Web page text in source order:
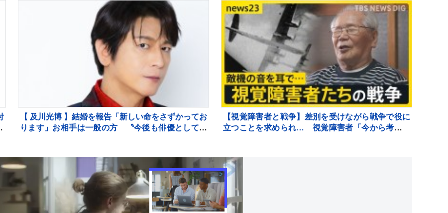
【 及川光博 】結婚を報告「新しい命をさずかってお
ります」お相手は一般の方 〝今後も俳優としてミ
【視覚障害者と戦争】差別を受けながら戦争で役に
立つことを求められ… 視覚障害者「今から考えた